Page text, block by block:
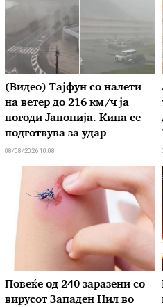
(Видео) Тајфун со налети
на ветер до 216 км/ч ја
погоди Јапонија. Кина се
подготвува за удар
08/08/2026 10:08
Повеќе од 240 заразени со
вирусот Западен Нил во